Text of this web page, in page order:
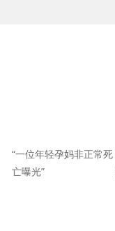
“一位年轻孕妈非正常死
亡曝光”